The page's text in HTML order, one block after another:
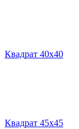
Квадрат 40х40
Квадрат 45х45